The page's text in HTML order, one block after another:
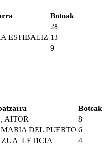
Botoak
28
ESTIBALIZ 13
9
Botoak
AITOR
8
DEL PUERTO 6
LETICIA
4